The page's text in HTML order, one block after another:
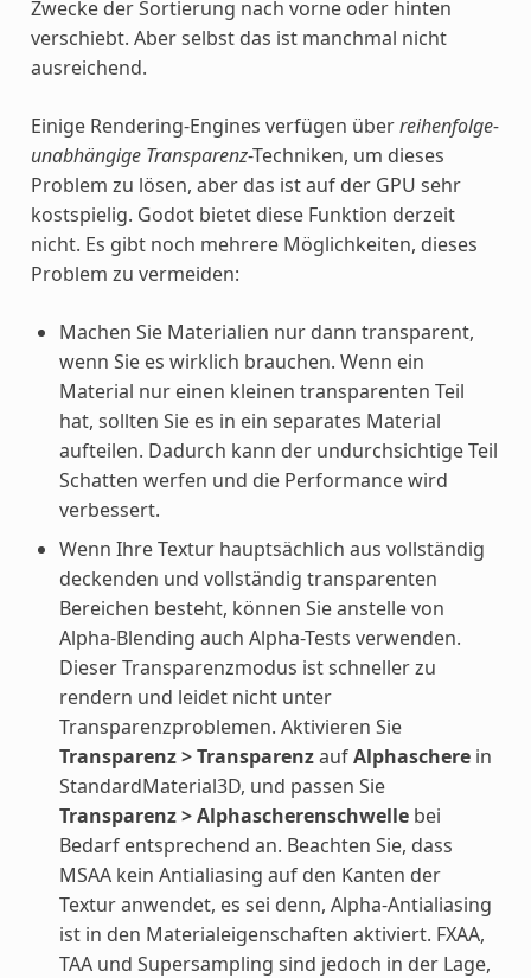
Zwecke der Sortierung nach vorne oder hinten
verschiebt. Aber selbst das ist manchmal nicht
ausreichend.
Einige Rendering-Engines verfügen überreihenfolge-
unabhängige Transparenz-Techniken, um dieses
Problem zu lösen, aber das ist auf der GPU sehr
kostspielig. Godot bietet diese Funktion derzeit
nicht. Es gibt noch mehrere Möglichkeiten, dieses
Problem zu vermeiden:
Machen Sie Materialien nur dann transparent,
wenn Sie es wirklich brauchen. Wenn ein
Material nur einen kleinen transparenten Teil
hat, sollten Sie es in ein separates Material
aufteilen. Dadurch kann der undurchsichtige Teil
Schatten werfen und die Performance wird
verbessert.
Wenn Ihre Textur hauptsächlich aus vollständig
deckenden und vollständig transparenten
Bereichen besteht, können Sie anstelle von
Alpha-Blending auch Alpha-Tests verwenden.
Dieser Transparenzmodus ist schneller zu
rendern und leidet nicht unter
Transparenzproblemen. Aktivieren Sie
Transparenz > TransparenzaufAlphascherein
StandardMaterial3D, und passen Sie
Transparenz > Alphascherenschwellebei
Bedarf entsprechend an. Beachten Sie, dass
MSAA kein Antialiasing auf den Kanten der
Textur anwendet, es sei denn, Alpha-Antialiasing
ist in den Materialeigenschaften aktiviert. FXAA,
TAA und Supersampling sind jedoch in der Lage,